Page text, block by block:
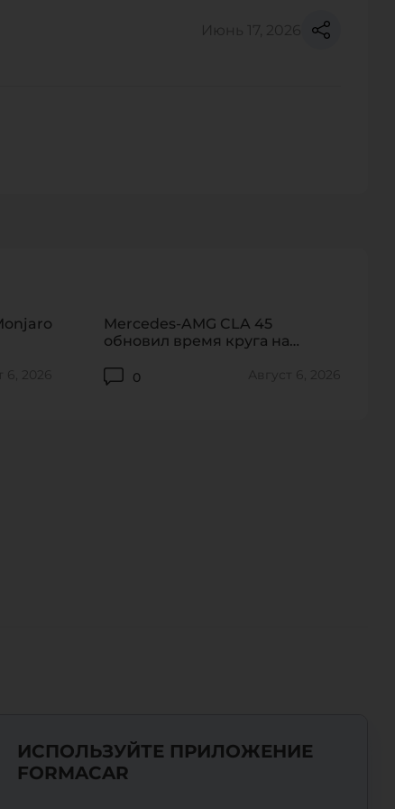
Июнь 17, 2026
6, 2026
Mercedes-AMG CLA 45
обновил время круга на
0 Август 6, 2026
ИСПОЛЬЗУЙТЕ ПРИЛОЖЕНИЕ
FORMACAR